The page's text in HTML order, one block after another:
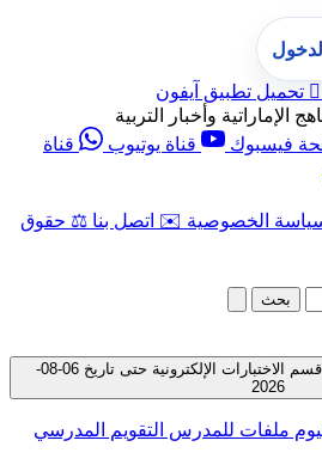
 تحميل تطبيق آيفون
الإماراتية وأخبار التربية
فيسبوك قناة يوتيوب
قناة
الخصوصية ✉️ اتصل بنا ⚖️ حقوق
بحث
جميع الملفات المتوفرة في قسم الاختبارات الإلكترونية حتى تاريخ 06-08-
2026
ملفات للمدرس التقويم المدرسي